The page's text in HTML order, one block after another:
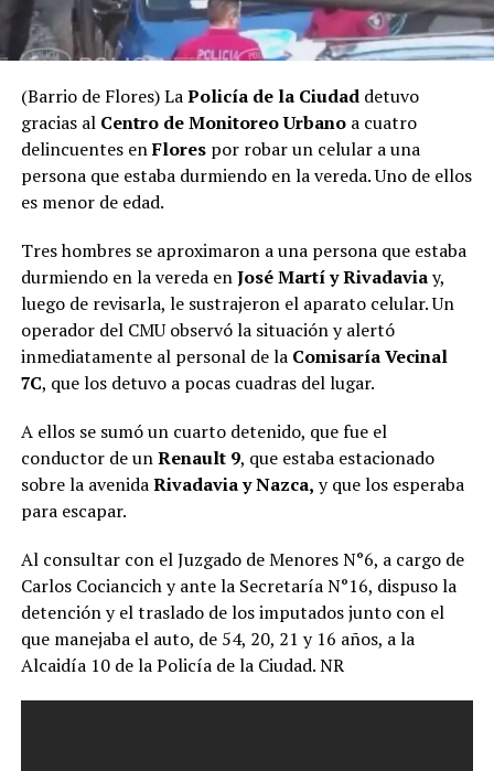
(Barrio de Flores) LaPolicía de la Ciudaddetuvo
gracias al Centro de Monitoreo Urbanoa cuatro
delincuentes enFlorespor robar un celular a una
persona que estaba durmiendo en la vereda. Uno de ellos
es menor de edad.
Tres hombres se aproximaron a una persona que estaba
durmiendo en la vereda enJosé Martí y Rivadaviay,
luego de revisarla, le sustrajeron el aparato celular. Un
operador del CMU observó la situación y alertó
inmediatamente al personal de laComisaría Vecinal
7C, que los detuvo a pocas cuadras del lugar.
A ellos se sumó un cuarto detenido, que fue el
conductor de unRenault 9, que estaba estacionado
sobre la avenidaRivadavia y Nazca, y que los esperaba
para escapar.
Al consultar con el Juzgado de Menores N°6, a cargo de
Carlos Cociancich y ante la Secretaría N°16, dispuso la
detención y el traslado de los imputados junto con el
que manejaba el auto, de 54, 20, 21 y 16 años, a la
Alcaidía 10 de la Policía de la Ciudad. NR